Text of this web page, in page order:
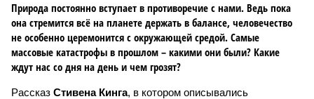
Природа постоянно вступает в противоречие с нами. Ведь пока
она стремится всё на планете держать в балансе, человечество
не особенно церемонится с окружающей средой. Самые
массовые катастрофы в прошлом – какими они были? Какие
ждут нас со дня на день и чем грозят?
Рассказ Стивена Кинга, в котором описывались